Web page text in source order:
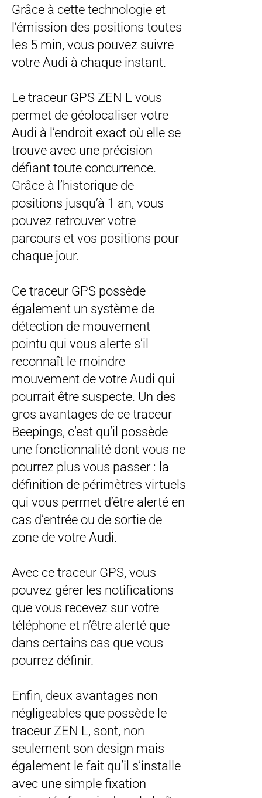
Grâce à cette technologie et
l’émission des positions toutes
les 5 min, vous pouvez suivre
votre Audi à chaque instant.
Le traceur GPS ZEN L vous
permet de géolocaliser votre
Audi à l’endroit exact où elle se
trouve avec une précision
défiant toute concurrence.
Grâce à l’historique de
positions jusqu’à 1 an, vous
pouvez retrouver votre
parcours et vos positions pour
chaque jour.
Ce traceur GPS possède
également un système de
détection de mouvement
pointu qui vous alerte s’il
reconnaît le moindre
mouvement de votre Audi qui
pourrait être suspecte. Un des
gros avantages de ce traceur
Beepings, c’est qu’il possède
une fonctionnalité dont vous ne
pourrez plus vous passer : la
définition de périmètres virtuels
qui vous permet d’être alerté en
cas d’entrée ou de sortie de
zone de votre Audi.
Avec ce traceur GPS, vous
pouvez gérer les notifications
que vous recevez sur votre
téléphone et n’être alerté que
dans certains cas que vous
pourrez définir.
Enfin, deux avantages non
négligeables que possède le
traceur ZEN L, sont, non
seulement son design mais
également le fait qu’il s’installe
avec une simple fixation